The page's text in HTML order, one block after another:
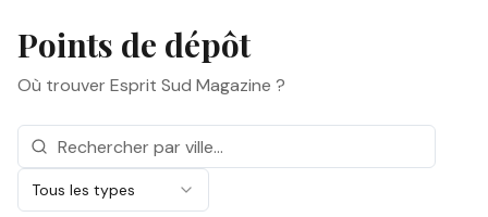
Points de dépôt
Où trouver Esprit Sud Magazine ?
Tous les types